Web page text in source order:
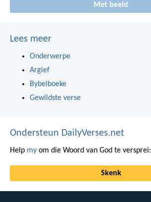
Met beeld
Lees meer
Onderwerpe
Argief
Bybelboeke
Gewildste verse
Ondersteun DailyVerses.net
Help my om die Woord van God te versprei:
Skenk